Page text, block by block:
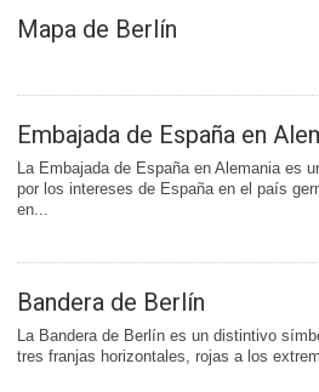
Mapa de Berlín
Embajada de España en
La Embajada de España en Alemania es
por los intereses de España en el país
en...
Bandera de Berlín
La Bandera de Berlín es un distintivo
tres franjas horizontales, rojas a los